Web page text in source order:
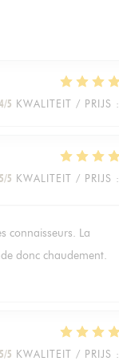
4/5 KWALITEIT / PRIJS :
5/5 KWALITEIT / PRIJS :
connaisseurs. La
donc chaudement.
5/5 KWALITEIT / PRIJS :